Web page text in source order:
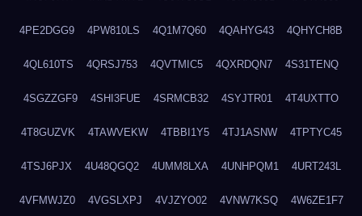
4PE2DGG9 4PW810LS 4Q1M7Q60 4QAHYG43 4QHYCH8B
4QL610TS 4QRSJ753 4QVTMIC5 4QXRDQN7 4S31TENQ
4SGZZGF9 4SHI3FUE 4SRMCB32 4SYJTR01 4T4UXTTO
4T8GUZVK 4TAWVEKW 4TBBI1Y5 4TJ1ASNW 4TPTYC45
4TSJ6PJX 4U48QGQ2 4UMM8LXA 4UNHPQM1 4URT243L
4VFMWJZ0 4VGSLXPJ 4VJZYO02 4VNW7KSQ 4W6ZE1F7